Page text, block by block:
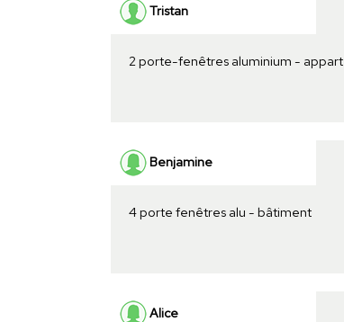
Tristan
2 porte-fenêtres aluminium - appart
Benjamine
4 porte fenêtres alu - bâtiment
Alice